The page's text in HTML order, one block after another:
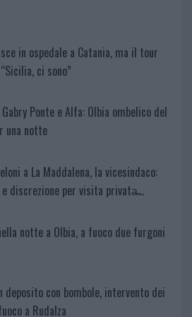
in ospedale a Catania, ma il tour
ci sono”
Ponte e Alfa: Olbia ombelico del
una notte
a La Maddalena, la vicesindaco:
e discrezione per visita privata̶…
notte a Olbia, a fuoco due furgoni
deposito con bombole, intervento dei
a Rudalza